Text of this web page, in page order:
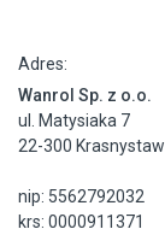
Adres:
Wanrol Sp. z o.o.
ul. Matysiaka 7
22-300 Krasnystaw
nip: 5562792032
krs: 0000911371